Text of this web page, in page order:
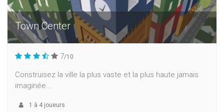
Town Center
7/10
Construisez la ville la plus vaste et la plus haute jamais
imaginée...
1 à 4 joueurs